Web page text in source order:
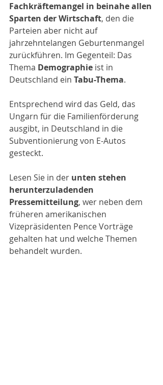
Fachkräftemangel in beinahe allen
Sparten der Wirtschaft, den die
Parteien aber nicht auf
jahrzehntelangen Geburtenmangel
zurückführen. Im Gegenteil: Das
Thema Demographie ist in
Deutschland ein Tabu-Thema.
Entsprechend wird das Geld, das
Ungarn für die Familienförderung
ausgibt, in Deutschland in die
Subventionierung von E-Autos
gesteckt.
Lesen Sie in der unten stehen
herunterzuladenden
Pressemitteilung, wer neben dem
früheren amerikanischen
Vizepräsidenten Pence Vorträge
gehalten hat und welche Themen
behandelt wurden.